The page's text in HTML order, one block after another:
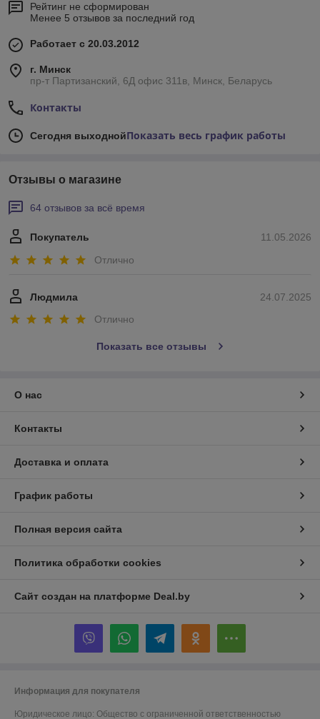
Рейтинг не сформирован
Менее 5 отзывов за последний год
Работает с 20.03.2012
г. Минск
пр-т Партизанский, 6Д офис 311в, Минск, Беларусь
Контакты
Сегодня выходнойПоказать весь график работы
Отзывы о магазине
64 отзывов за всё время
11.05.2026
Покупатель
Отлично
24.07.2025
Людмила
Отлично
Показать все отзывы
О нас
Контакты
Доставка и оплата
График работы
Полная версия сайта
Политика обработки cookies
Сайт создан на платформе Deal.by
Информация для покупателя
Юридическое лицо: Общество с ограниченной ответственностью